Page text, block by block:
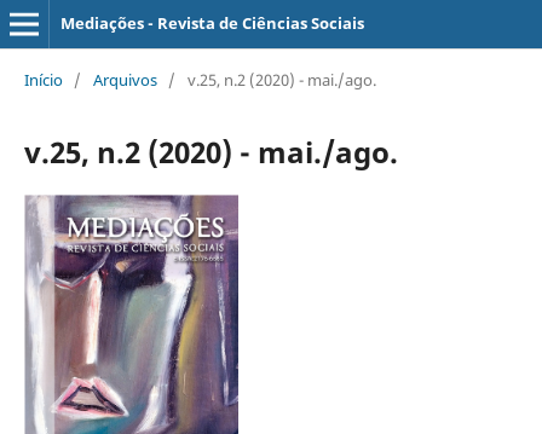
Mediações - Revista de Ciências Sociais
Início / Arquivos / v.25, n.2 (2020) - mai./ago.
v.25, n.2 (2020) - mai./ago.